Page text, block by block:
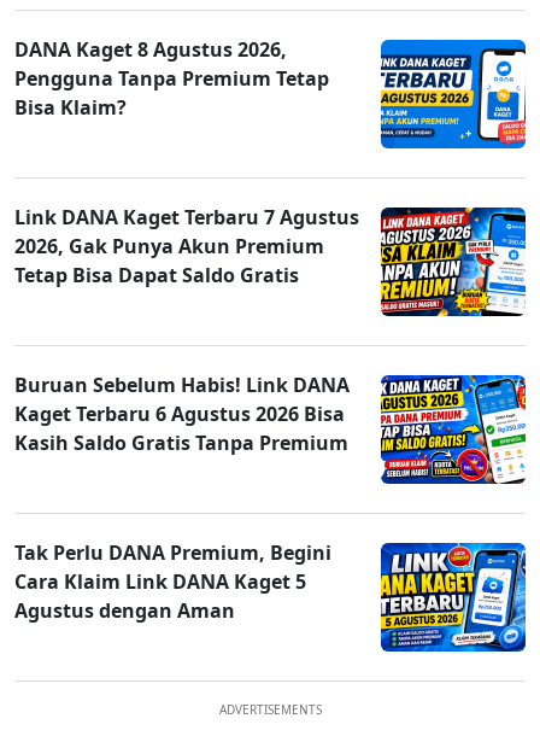
DANA Kaget 8 Agustus 2026,
Pengguna Tanpa Premium Tetap
Bisa Klaim?
Link DANA Kaget Terbaru 7 Agustus
2026, Gak Punya Akun Premium
Tetap Bisa Dapat Saldo Gratis
Buruan Sebelum Habis! Link DANA
Kaget Terbaru 6 Agustus 2026 Bisa
Kasih Saldo Gratis Tanpa Premium
Tak Perlu DANA Premium, Begini
Cara Klaim Link DANA Kaget 5
Agustus dengan Aman
ADVERTISEMENTS